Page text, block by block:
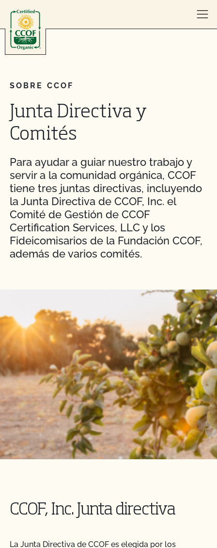
SOBRE CCOF
Junta Directiva y
Comités
Para ayudar a guiar nuestro trabajo y
servir a la comunidad orgánica, CCOF
tiene tres juntas directivas, incluyendo
la Junta Directiva de CCOF, Inc. el
Comité de Gestión de CCOF
Certification Services, LLC y los
Fideicomisarios de la Fundación CCOF,
además de varios comités.
CCOF, Inc. Junta directiva
La Junta Directiva de CCOF es elegida por los